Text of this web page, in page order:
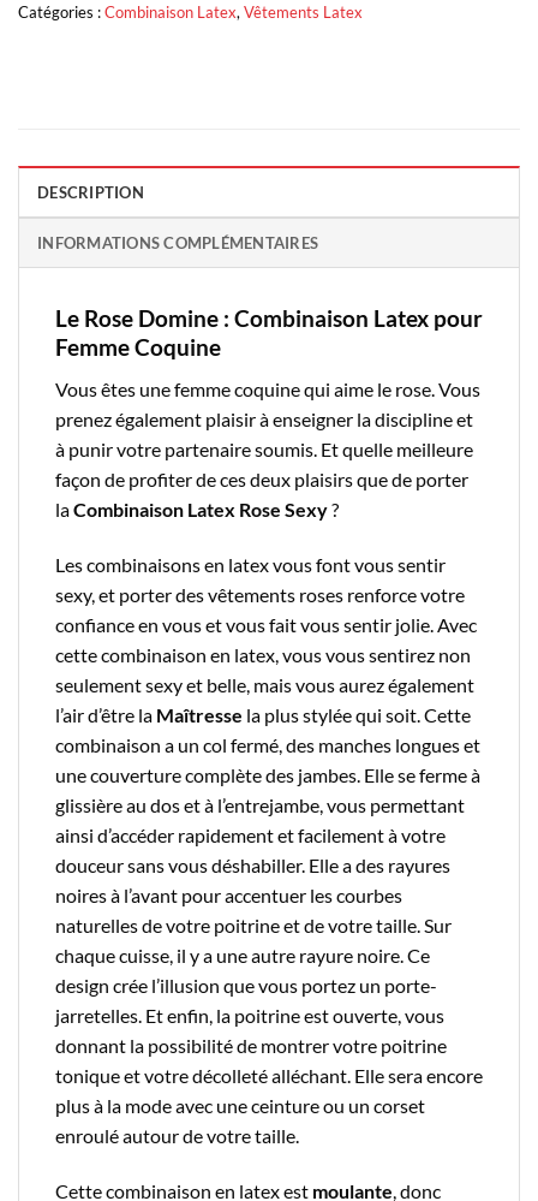
Catégories :Combinaison Latex, Vêtements Latex
DESCRIPTION
INFORMATIONS COMPLÉMENTAIRES
Le Rose Domine : Combinaison Latex pour
Femme Coquine
Vous êtes une femme coquine qui aime le rose. Vous
prenez également plaisir à enseigner la discipline et
à punir votre partenaire soumis. Et quelle meilleure
façon de profiter de ces deux plaisirs que de porter
laCombinaison Latex Rose Sexy?
Les combinaisons en latex vous font vous sentir
sexy, et porter des vêtements roses renforce votre
confiance en vous et vous fait vous sentir jolie. Avec
cette combinaison en latex, vous vous sentirez non
seulement sexy et belle, mais vous aurez également
l’air d’être la Maîtresse la plus stylée qui soit. Cette
combinaison a un col fermé, des manches longues et
une couverture complète des jambes. Elle se ferme à
glissière au dos et à l’entrejambe, vous permettant
ainsi d’accéder rapidement et facilement à votre
douceur sans vous déshabiller. Elle a des rayures
noires à l’avant pour accentuer les courbes
naturelles de votre poitrine et de votre taille. Sur
chaque cuisse, il y a une autre rayure noire. Ce
design crée l’illusion que vous portez un porte-
jarretelles. Et enfin, la poitrine est ouverte, vous
donnant la possibilité de montrer votre poitrine
tonique et votre décolleté alléchant. Elle sera encore
plus à la mode avec une ceinture ou un corset
enroulé autour de votre taille.
Cette combinaison en latex est moulante , donc